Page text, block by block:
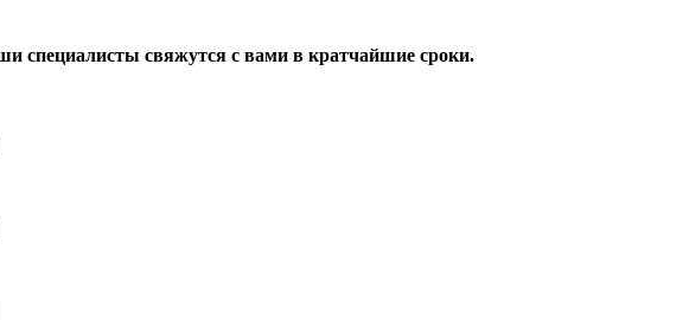
специалисты свяжутся с вами в кратчайшие сроки.